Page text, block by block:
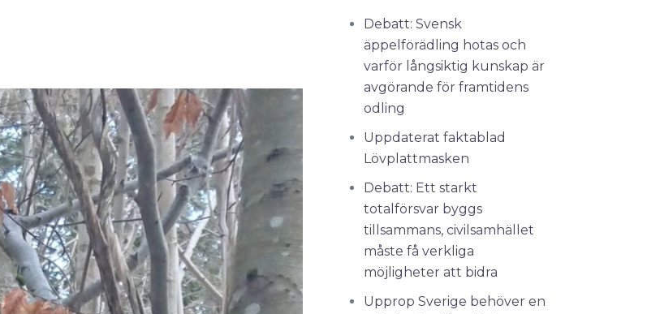
Debatt: Svensk
äppelförädling hotas och
varför långsiktig kunskap är
avgörande för framtidens
odling
Uppdaterat faktablad
Lövplattmasken
Debatt: Ett starkt
totalförsvar byggs
tillsammans, civilsamhället
måste få verkliga
möjligheter att bidra
Upprop Sverige behöver en